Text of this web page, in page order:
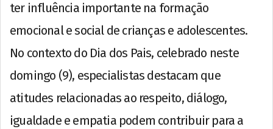
ter influência importante na formação
emocional e social de crianças e adolescentes.
No contexto do Dia dos Pais, celebrado neste
domingo (9), especialistas destacam que
atitudes relacionadas ao respeito, diálogo,
igualdade e empatia podem contribuir para a